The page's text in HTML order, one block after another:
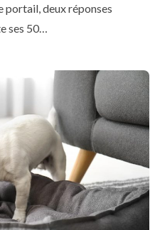
portail, deux réponses
ses 50…